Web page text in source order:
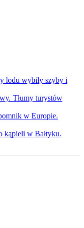
lodu wybiły szyby i
Tłumy turystów
w Europie.
kąpieli w Bałtyku.